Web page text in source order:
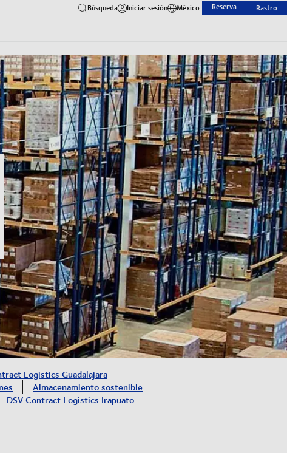
Búsqueda Iniciar sesión México Reserva Rastro
Logistics Guadalajara
Almacenamiento sostenible
DSV Contract Logistics Irapuato